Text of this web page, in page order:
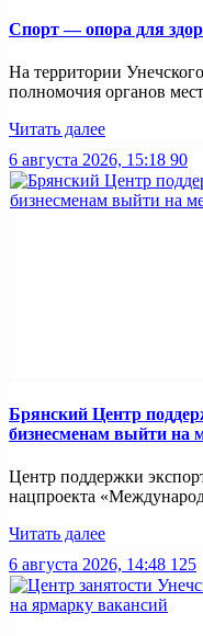
Спорт — опора для
На территории
полномочия органов
Читать далее
6 августа 2026, 15:18 90
Брянский Центр
бизнесменам выйти на
Центр поддержки
нацпроекта
Читать далее
6 августа 2026, 14:48 125